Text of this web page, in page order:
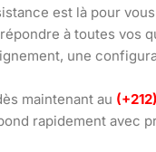
est là pour
à toutes vos
une
maintenant au
rapidement avec